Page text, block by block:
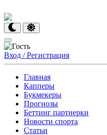
Вход / Регистрация
Главная
Капперы
Букмекеры
Прогнозы
Беттинг партнерки
Новости спорта
Статьи